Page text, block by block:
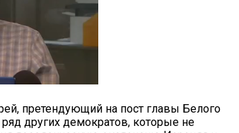
претендующий на пост главы Белого
других демократов, которые не